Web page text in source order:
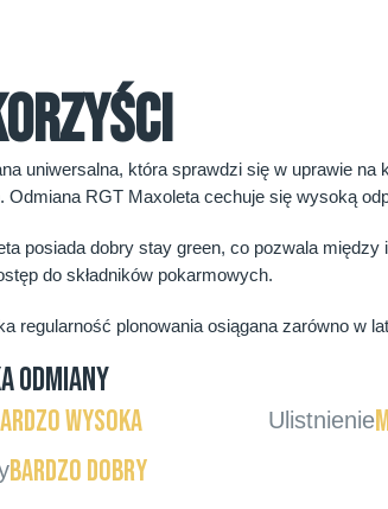
uniwersalna, która sprawdzi się w uprawie
RGT Maxoleta cechuje się wysoką
posiada dobry stay green, co pozwala
do składników pokarmowych.
regularność plonowania osiągana zarówno w
ODMIANY
wysoka Ulistnienie
Bardzo dobry